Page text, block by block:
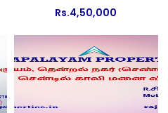
Rs.4,50,000